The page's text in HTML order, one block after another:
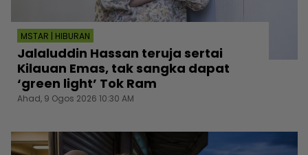
MSTAR | HIBURAN
Jalaluddin Hassan teruja sertai
Kilauan Emas, tak sangka dapat
‘green light’ Tok Ram
Ahad, 9 Ogos 2026 10:30 AM